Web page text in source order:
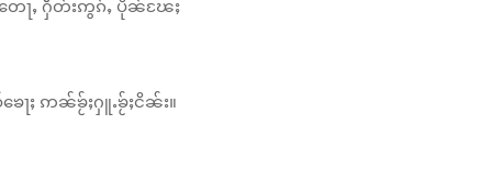
တေႃႇ ႁဵတ်းဢွၵ်ႇ ပိုၼ်ၽႄႈ
ၶေႃႈ ဢၼ်ၶႂ်ႈႁူႉၶႂ်ႈငိၼ်း။